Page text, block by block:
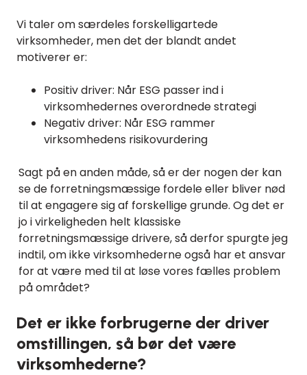
Vi taler om særdeles forskelligartede
virksomheder, men det der blandt andet
motiverer er:
Positiv driver: Når ESG passer ind i
virksomhedernes overordnede strategi
Negativ driver: Når ESG rammer
virksomhedens risikovurdering
Sagt på en anden måde, så er der nogen der kan
se de forretningsmæssige fordele eller bliver nød
til at engagere sig af forskellige grunde. Og det er
jo i virkeligheden helt klassiske
forretningsmæssige drivere, så derfor spurgte jeg
indtil, om ikke virksomhederne også har et ansvar
for at være med til at løse vores fælles problem
på området?
Det er ikke forbrugerne der driver
omstillingen, så bør det være
virksomhederne?